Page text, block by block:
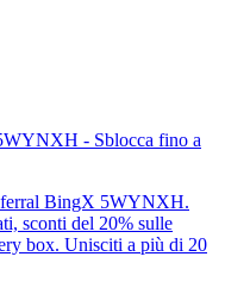
- Sblocca fino a
BingX 5WYNXH.
sconti del 20% sulle
box. Unisciti a più di 20